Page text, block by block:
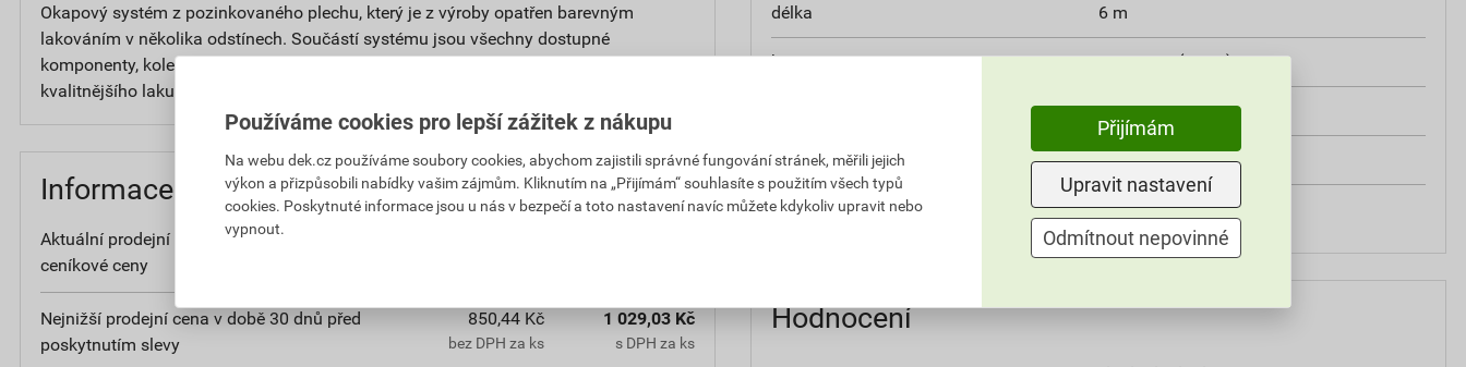
Okapový systém z pozinkovaného plechu, který je z výroby opatřen barevným
lakováním v několika odstínech. Součástí systému jsou všechny dostupné
komponenty, kolena, žlaby, svody, spojky žlabů apod. Povrchová úprava z nového,
kvalitnějšího laku ROBUST.
Informace o ceně
Aktuální prodejní cena po slevě 26% z
ceníkové ceny
Nejnižší prodejní cena v době 30 dnů před
poskytnutím slevy
850,44 Kč
bez DPH za ks
1 029,03 Kč
s DPH za ks
délka 6 m
barva RAL 9005 (černá)
280 mm
materiál FeZn
typ žlab
Hodnocení
Používáme cookies pro lepší zážitek z nákupu
Na webu dek.cz používáme soubory cookies, abychom zajistili správné fungování stránek, měřili jejich
výkon a přizpůsobili nabídky vašim zájmům. Kliknutím na „Přijímám“ souhlasíte s použitím všech typů
cookies. Poskytnuté informace jsou u nás v bezpečí a toto nastavení navíc můžete kdykoliv upravit nebo
vypnout.
Přijímám
Upravit nastavení
Odmítnout nepovinné